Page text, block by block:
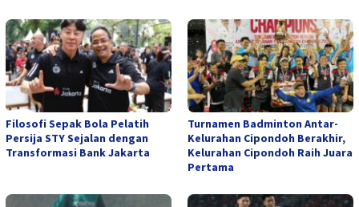
Filosofi Sepak Bola Pelatih
Persija STY Sejalan dengan
Transformasi Bank Jakarta
Turnamen Badminton Antar-
Kelurahan Cipondoh Berakhir,
Kelurahan Cipondoh Raih Juara
Pertama